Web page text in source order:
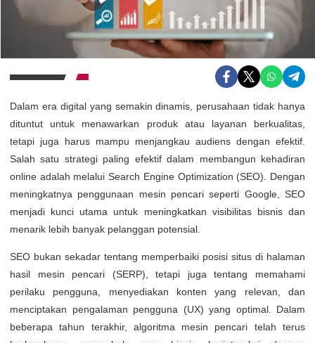
Dalam era digital yang semakin dinamis, perusahaan tidak hanya
dituntut untuk menawarkan produk atau layanan berkualitas,
tetapi juga harus mampu menjangkau audiens dengan efektif.
Salah satu strategi paling efektif dalam membangun kehadiran
online adalah melalui Search Engine Optimization (SEO). Dengan
meningkatnya penggunaan mesin pencari seperti Google, SEO
menjadi kunci utama untuk meningkatkan visibilitas bisnis dan
menarik lebih banyak pelanggan potensial.
SEO bukan sekadar tentang memperbaiki posisi situs di halaman
hasil mesin pencari (SERP), tetapi juga tentang memahami
perilaku pengguna, menyediakan konten yang relevan, dan
menciptakan pengalaman pengguna (UX) yang optimal. Dalam
beberapa tahun terakhir, algoritma mesin pencari telah terus